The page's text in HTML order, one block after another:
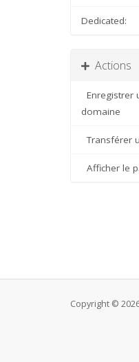
Dedicated:
Actions
Enregistrer
domaine
Transférer
Afficher le
Copyright ©